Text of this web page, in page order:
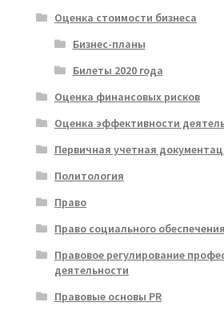
Оценка стоимости бизнеса
Бизнес-планы
Билеты 2020 года
Оценка финансовых рисков
Оценка эффективности
Первичная учетная
Политология
Право
Право социального
Правовое регулирование
деятельности
Правовые основы PR